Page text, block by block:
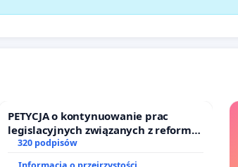
PETYCJA o kontynuowanie prac
legislacyjnych związanych z reformą
prawa rodzinnego
320 podpisów